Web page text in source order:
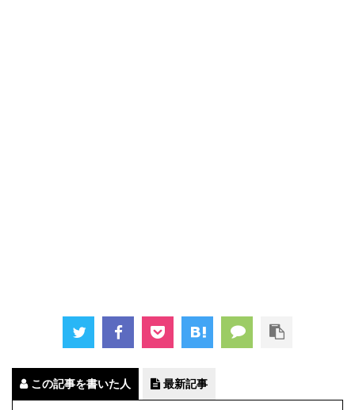
この記事を書いた人 最新記事